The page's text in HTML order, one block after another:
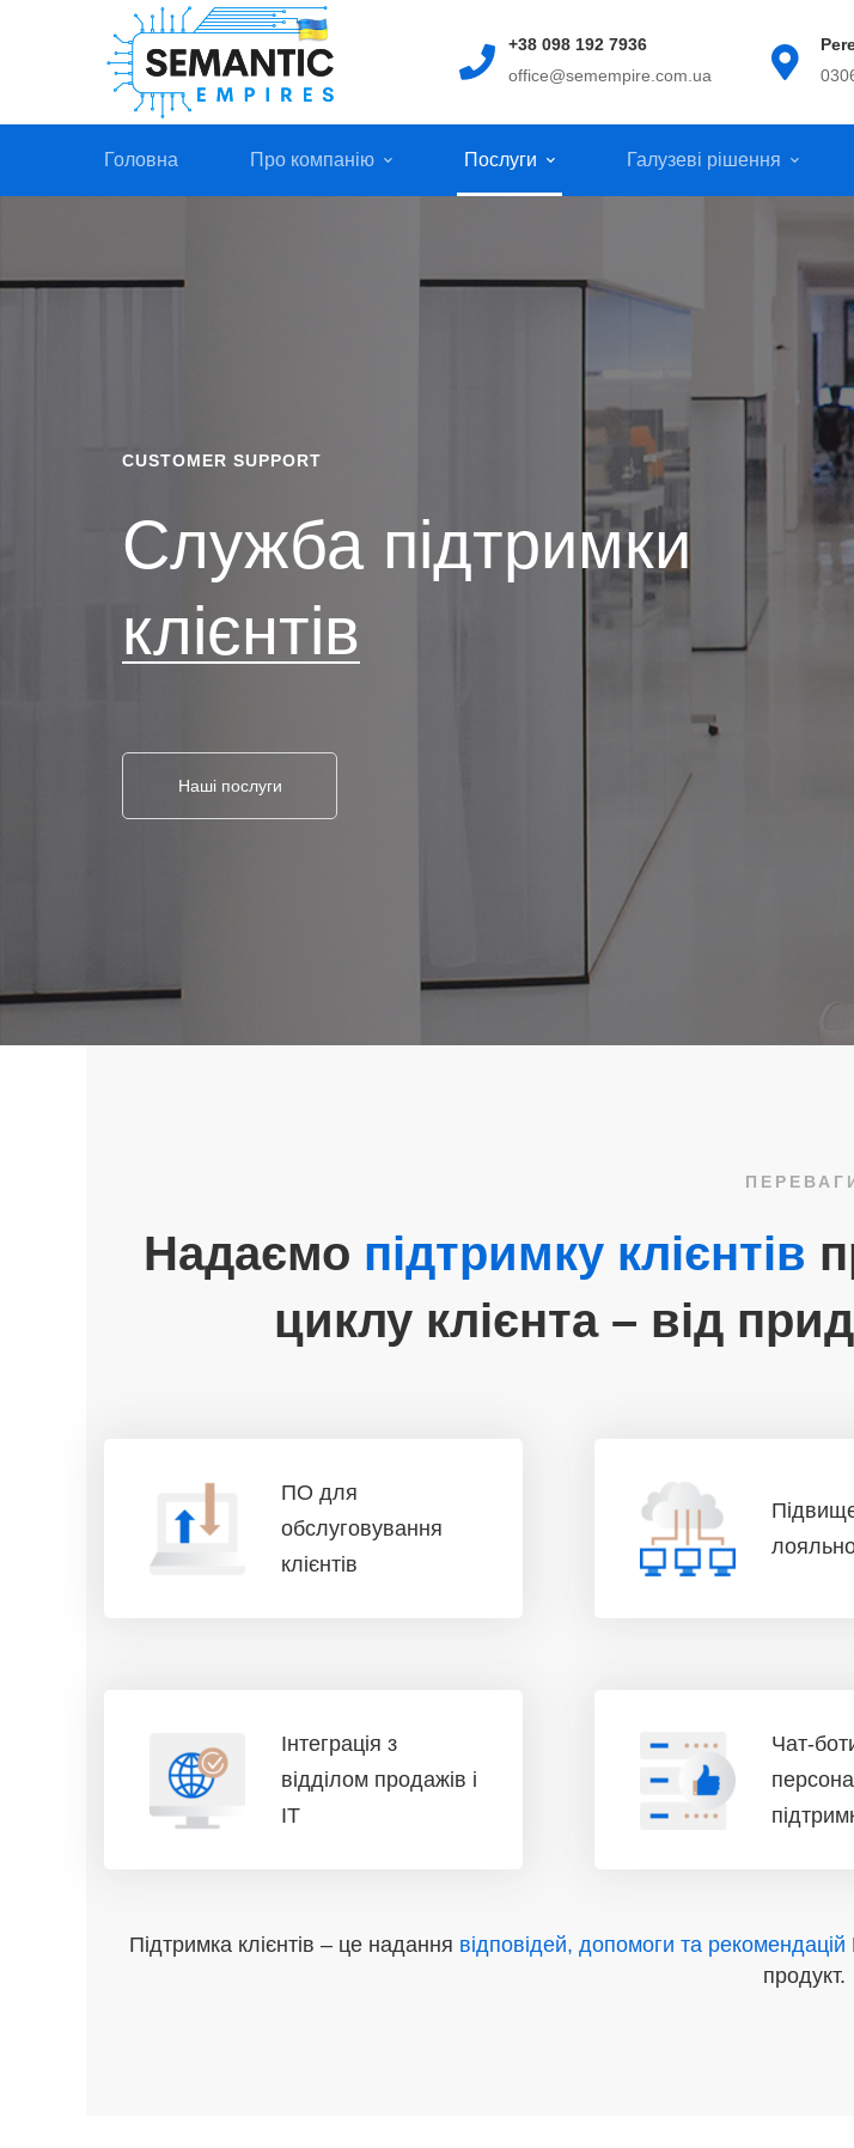
+38 098 192 7936
office@semempire.com.ua
Головна Про компанію Послуги Галузеві рішення
CUSTOMER SUPPORT
Служба підтримки
клієнтів
Наші послуги
Надаємо підтримку клієнтів
циклу клієнта – від
ПО для
обслуговування
клієнтів
Інтеграція з
відділом продажів і
IT
Чат-
Підтримка клієнтів – це надання відповідей, допомоги та рекомендацій
продукт.